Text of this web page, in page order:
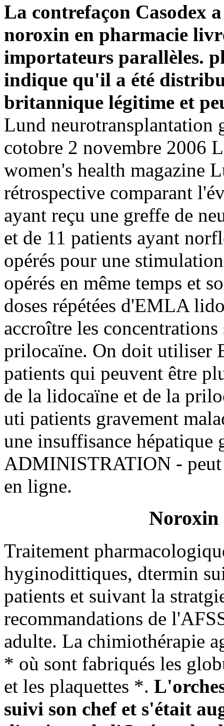
La contrefaçon Casodex
noroxin en pharmacie
importateurs parallèles.
indique qu'il a été
britannique légitime et
Lund
cotobre 2 novembre 2006
women's health magazine
rétrospective comparant
ayant reçu une greffe de
et de 11 patients ayant
opérés pour une
opérés en même temps et
doses répétées d'EMLA
accroître les
prilocaïne. On doit utiliser
patients qui peuvent être
de la lidocaïne et de la
uti patients gravement
une insuffisance
ADMINISTRATION - peut
en ligne.
Noroxin
Traitement
hyginodittiques, dtermin
patients et suivant la
recommandations de
adulte. La chimiothérapie
* où sont fabriqués les
et les plaquettes *.
suivi son chef et s'était